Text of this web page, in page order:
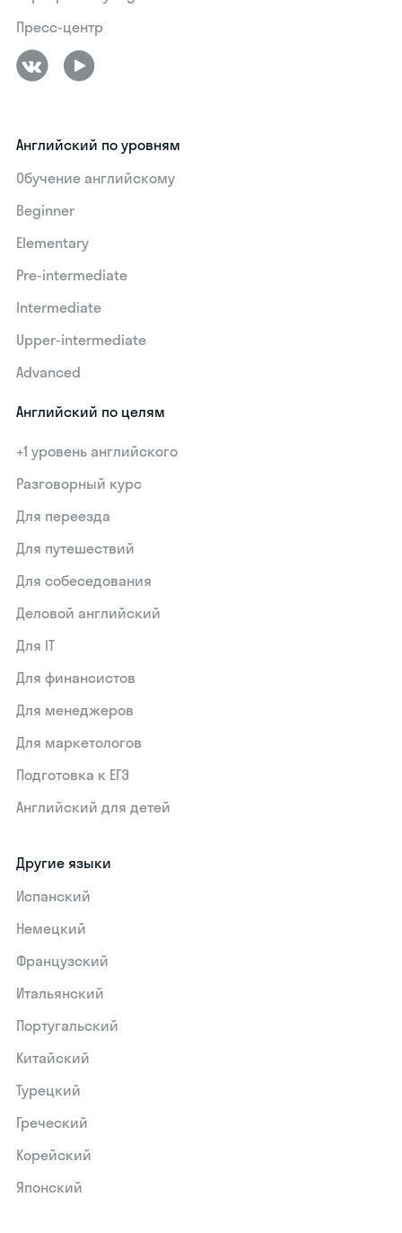
Пресс-центр
Английский по уровням
Обучение английскому
Beginner
Elementary
Pre-intermediate
Intermediate
Upper-intermediate
Advanced
Английский по целям
+1 уровень английского
Разговорный курс
Для переезда
Для путешествий
Для собеседования
Деловой английский
Для IT
Для финансистов
Для менеджеров
Для маркетологов
Подготовка к ЕГЭ
Английский для детей
Другие языки
Испанский
Немецкий
Французский
Итальянский
Португальский
Китайский
Турецкий
Греческий
Корейский
Японский